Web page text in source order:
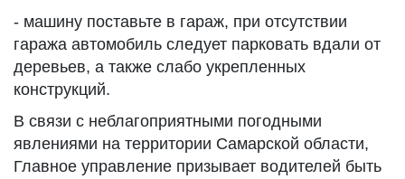
- машину поставьте в гараж, при отсутствии
гаража автомобиль следует парковать вдали от
деревьев, а также слабо укрепленных
конструкций.
В связи с неблагоприятными погодными
явлениями на территории Самарской области,
Главное управление призывает водителей быть